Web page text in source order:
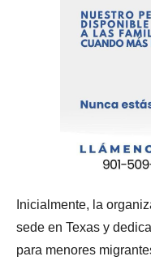
Inicialmente, la
sede en Texas y
para menores